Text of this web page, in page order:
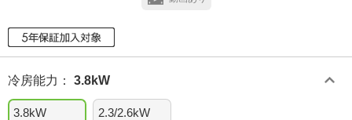
冷房能力 ： 3.8kW
3.8kW 2.3/2.6kW